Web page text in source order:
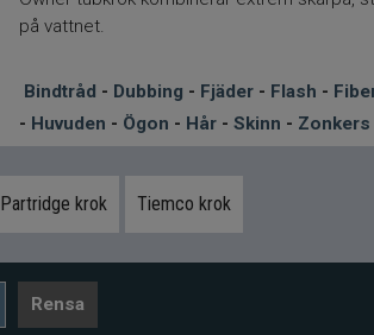
på vattnet.
Bindtråd - Dubbing - Fjäder- Flash -
- Huvuden - Ögon - Hår- Skinn - Zonkers
Partridge krok Tiemco krok
Rensa